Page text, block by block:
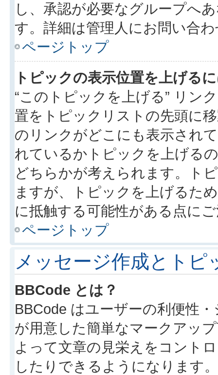
し、承認が必要なグループへ
す。詳細は管理人にお問い合
ページトップ
トピックの表示位置を上げる
“このトピックを上げる” リン
置をトピックリストの先頭に
のリンクがどこにも表示され
れているかトピックを上げる
どちらかが考えられます。ト
ますが、トピックを上げるた
に抵触する可能性がある点に
ページトップ
メッセージ作成とトピ
BBCode とは？
BBCode はユーザーの利便性
が用意した簡単なマークアッ
よって文章の見栄えをコント
したりできるようになります